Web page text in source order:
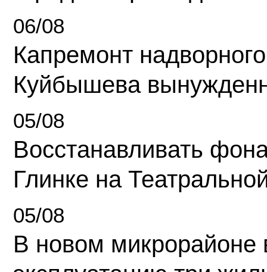
06/08
Капремонт
Куйбышева
05/08
Восстанавливать
Глинке на
05/08
В новом микрорайоне